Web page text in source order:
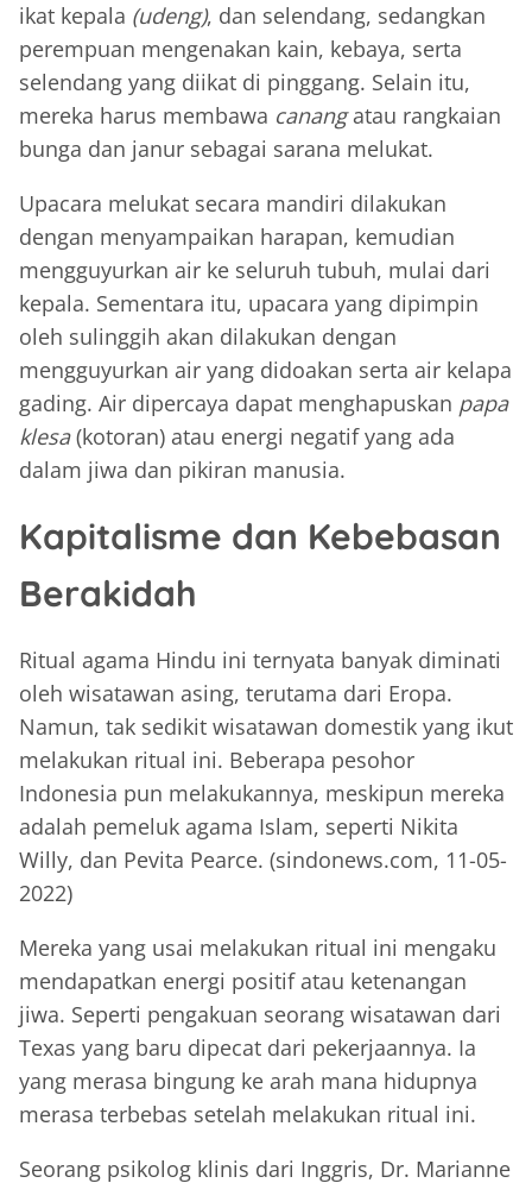
ikat kepala (udeng), dan selendang, sedangkan
perempuan mengenakan kain, kebaya, serta
selendang yang diikat di pinggang. Selain itu,
mereka harus membawa canangatau rangkaian
bunga dan janur sebagai sarana melukat.
Upacara melukat secara mandiri dilakukan
dengan menyampaikan harapan, kemudian
mengguyurkan air ke seluruh tubuh, mulai dari
kepala. Sementara itu, upacara yang dipimpin
oleh sulinggih akan dilakukan dengan
mengguyurkan air yang didoakan serta air kelapa
gading. Air dipercaya dapat menghapuskan papa
klesa(kotoran) atau energi negatif yang ada
dalam jiwa dan pikiran manusia.
Kapitalisme dan Kebebasan
Berakidah
Ritual agama Hindu ini ternyata banyak diminati
oleh wisatawan asing, terutama dari Eropa.
Namun, tak sedikit wisatawan domestik yang ikut
melakukan ritual ini. Beberapa pesohor
Indonesia pun melakukannya, meskipun mereka
adalah pemeluk agama Islam, seperti Nikita
Willy, dan Pevita Pearce. (sindonews.com, 11-05-
2022)
Mereka yang usai melakukan ritual ini mengaku
mendapatkan energi positif atau ketenangan
jiwa. Seperti pengakuan seorang wisatawan dari
Texas yang baru dipecat dari pekerjaannya. Ia
yang merasa bingung ke arah mana hidupnya
merasa terbebas setelah melakukan ritual ini.
Seorang psikolog klinis dari Inggris, Dr. Marianne